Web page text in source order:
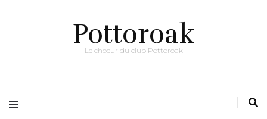
Pottoroak
Le choeur du club Pottoroak